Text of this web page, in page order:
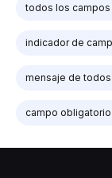
todos los
indicador de
mensaje de
campo